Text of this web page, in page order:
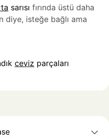
sarısı fırında üstü daha
diye, isteğe bağlı ama
ceviz parçaları